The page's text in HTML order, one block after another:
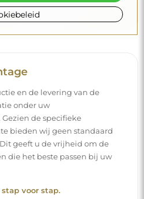
en de levering van de
onder uw
de specifieke
bieden wij geen standaard
geeft u de vrijheid om de
die het beste passen bij uw
voor stap.